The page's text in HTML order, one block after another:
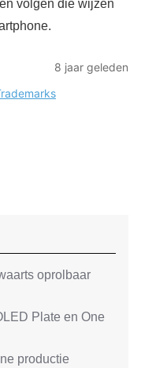
volgen die wijzen
8 jaar geleden
oprolbaar
Plate en One
productie